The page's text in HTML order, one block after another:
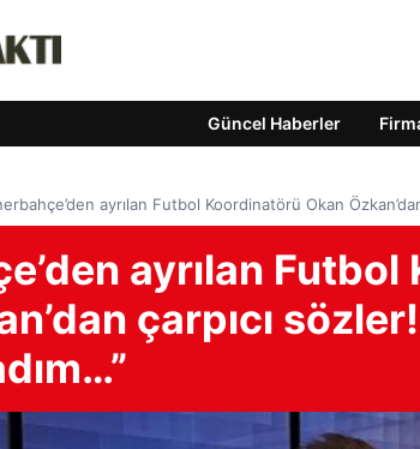
Güncel Haberler
ayrılan Futbol Koordinatörü Okan
ayrılan
çarpıcı